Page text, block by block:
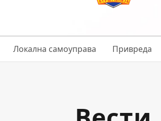
Локална самоуправа Привреда